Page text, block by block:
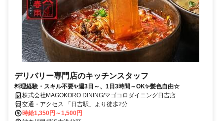
デリバリー専門店のキッチンスタッフ
料理経験・スキル不要✨週3日～、1日3時間～OK✨髪色自由☆
株式会社MAGOKORO DINING/マゴコロダイニング日吉店
交通・アクセス 「日吉駅」より徒歩2分
時給1,350円～1,500円